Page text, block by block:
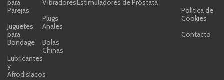
para
Parejas
Juguetes
para
Bondage
Lubricantes
y
Afrodisíacos
Vibradores
Plugs
Anales
Bolas
Chinas
Estimuladores de Próstata
Política de
Cookies
Contacto